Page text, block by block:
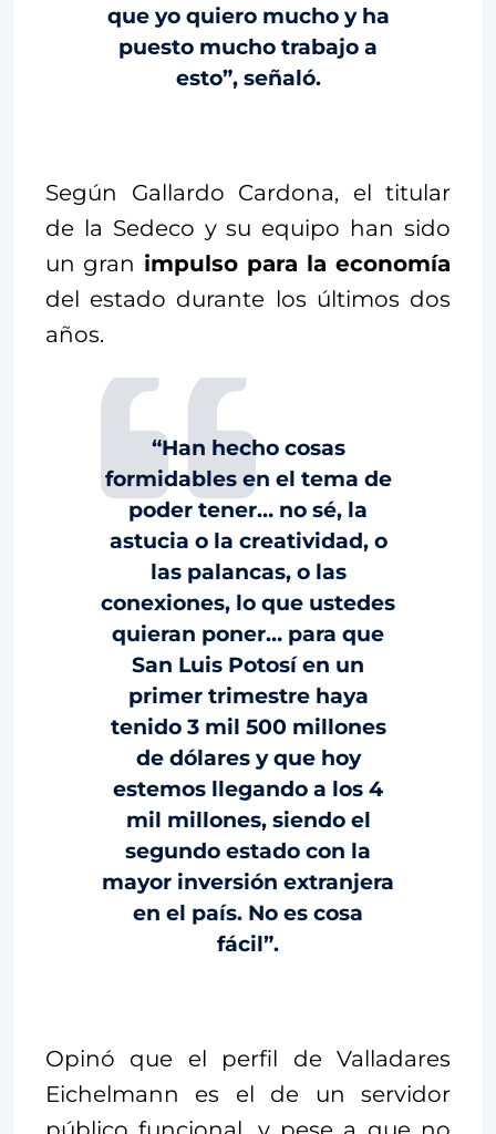
que yo quiero mucho y ha
puesto mucho trabajo a
esto”, señaló.
Según Gallardo Cardona, el titular
de la Sedeco y su equipo han sido
un gran impulso para la economía
del estado durante los últimos dos
años.
“Han hecho cosas
formidables en el tema de
poder tener… no sé, la
astucia o la creatividad, o
las palancas, o las
conexiones, lo que ustedes
quieran poner… para que
San Luis Potosí en un
primer trimestre haya
tenido 3 mil 500 millones
de dólares y que hoy
estemos llegando a los 4
mil millones, siendo el
segundo estado con la
mayor inversión extranjera
en el país. No es cosa
fácil”.
Opinó que el perfil de Valladares
Eichelmann es el de un servidor